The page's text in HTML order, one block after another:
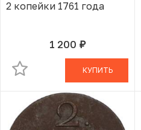
2 копейки 1761 года
1 200 руб.
В КОРЗИНЕ
КУПИТЬ